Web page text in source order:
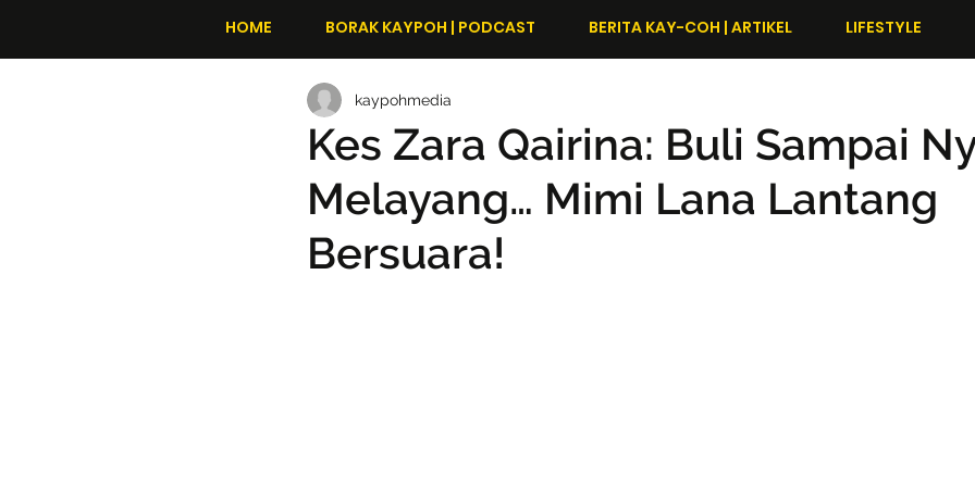
HOME BORAK KAYPOH | PODCAST BERITA KAY-COH | ARTIKEL LIFESTYLE
Kes Zara Qairina: Buli Sampai
Melayang… Mimi Lana Lantang
Bersuara!
kaypohmedia